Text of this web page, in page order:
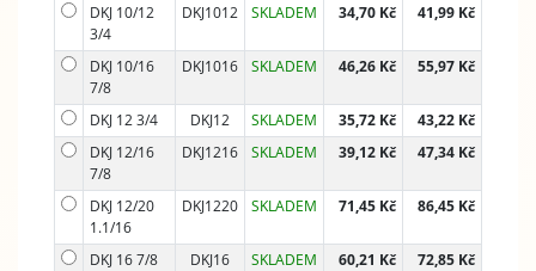
DKJ 10/12
3/4
DKJ1012 SKLADEM 34,70 Kč 41,99 Kč
DKJ 10/16
7/8
DKJ1016 SKLADEM 46,26 Kč 55,97 Kč
DKJ 12 3/4 DKJ12 SKLADEM 35,72 Kč
43,22 Kč
DKJ 12/16
7/8
DKJ1216 SKLADEM 39,12 Kč 47,34 Kč
DKJ 12/20
1.1/16
DKJ1220 SKLADEM 71,45 Kč 86,45 Kč
DKJ 16 7/8 DKJ16 SKLADEM 60,21 Kč
72,85 Kč